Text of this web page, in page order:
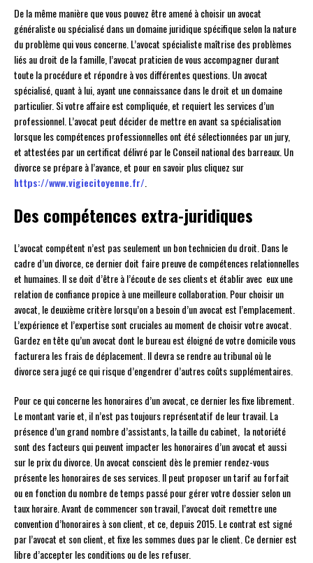
De la même manière que vous pouvez être amené à choisir un avocat
généraliste ou spécialisé dans un domaine juridique spécifique selon la nature
du problème qui vous concerne. L’avocat spécialiste maîtrise des problèmes
liés au droit de la famille, l’avocat praticien de vous accompagner durant
toute la procédure et répondre à vos différentes questions. Un avocat
spécialisé, quant à lui, ayant une connaissance dans le droit et un domaine
particulier. Si votre affaire est compliquée, et requiert les services d’un
professionnel. L’avocat peut décider de mettre en avant sa spécialisation
lorsque les compétences professionnelles ont été sélectionnées par un jury,
et attestées par un certificat délivré par le Conseil national des barreaux. Un
divorce se prépare à l’avance, et pour en savoir plus cliquez sur
https://www.vigiecitoyenne.fr/.
Des compétences extra-juridiques
L’avocat compétent n’est pas seulement un bon technicien du droit. Dans le
cadre d’un divorce, ce dernier doit faire preuve de compétences relationnelles
et humaines. Il se doit d’être à l’écoute de ses clients et établir avec eux une
relation de confiance propice à une meilleure collaboration. Pour choisir un
avocat, le deuxième critère lorsqu’on a besoin d’un avocat est l’emplacement.
L’expérience et l’expertise sont cruciales au moment de choisir votre avocat.
Gardez en tête qu’un avocat dont le bureau est éloigné de votre domicile vous
facturera les frais de déplacement. Il devra se rendre au tribunal où le
divorce sera jugé ce qui risque d’engendrer d’autres coûts supplémentaires.
Pour ce qui concerne les honoraires d’un avocat, ce dernier les fixe librement.
Le montant varie et, il n’est pas toujours représentatif de leur travail. La
présence d’un grand nombre d’assistants, la taille du cabinet, la notoriété
sont des facteurs qui peuvent impacter les honoraires d’un avocat et aussi
sur le prix du divorce. Un avocat conscient dès le premier rendez-vous
présente les honoraires de ses services. Il peut proposer un tarif au forfait
ou en fonction du nombre de temps passé pour gérer votre dossier selon un
taux horaire. Avant de commencer son travail, l’avocat doit remettre une
convention d’honoraires à son client, et ce, depuis 2015. Le contrat est signé
par l’avocat et son client, et fixe les sommes dues par le client. Ce dernier est
libre d’accepter les conditions ou de les refuser.